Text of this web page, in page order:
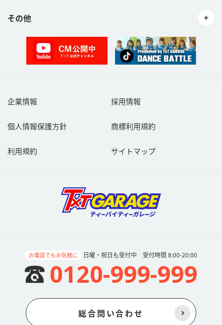
お電話でもお気軽に 日曜・祝日も受付中 受付時間 8:00-20:00
0120-999-999
総合問い合わせ
その他
企業情報 採用情報
個人情報保護方針 商標利用規約
利用規約 サイトマップ